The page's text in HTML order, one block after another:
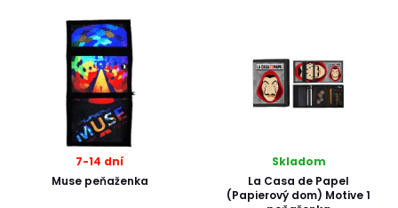
7-14 dní
Muse peňaženka
Skladom
La Casa de Papel
(Papierový dom) Motive 1